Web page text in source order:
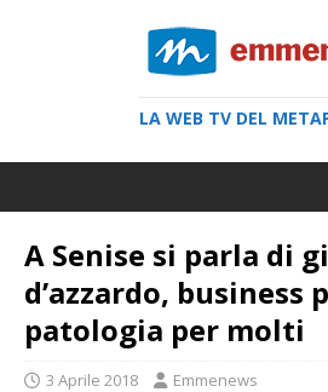
LA WEB TV DEL
A Senise si parla di
d’azzardo, business
patologia per molti
3 Aprile 2018 Emmenews